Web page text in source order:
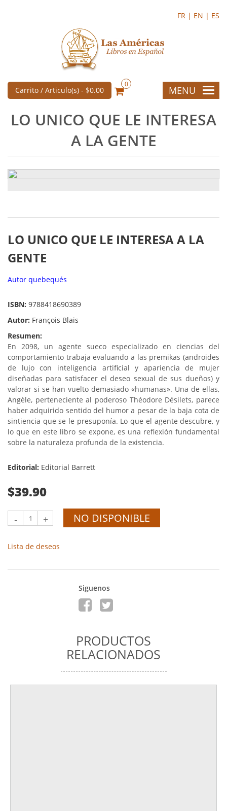
FR | EN | ES
Carrito / Articulo(s) - $0.00
0
MENU
LO UNICO QUE LE INTERESA
A LA GENTE
LO UNICO QUE LE INTERESA A LA
GENTE
Autor quebequés
ISBN: 9788418690389
Autor: François Blais
Resumen:
En 2098, un agente sueco especializado en ciencias del
comportamiento trabaja evaluando a las premikas (androides
de lujo con inteligencia artificial y apariencia de mujer
diseñadas para satisfacer el deseo sexual de sus dueños) y
valorar si se han vuelto demasiado «humanas». Una de ellas,
Angèle, perteneciente al poderoso Théodore Désilets, parece
haber adquirido sentido del humor a pesar de la baja cota de
sintiencia que se le presuponía. Lo que el agente descubre, y
lo que en este libro se expone, es una reflexión fundamental
sobre la naturaleza profunda de la existencia.
Editorial: Editorial Barrett
$39.90
- + NO DISPONIBLE
Lista de deseos
Siguenos
PRODUCTOS
RELACIONADOS